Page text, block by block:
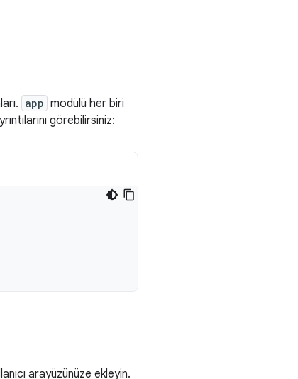
app modülü her biri
görebilirsiniz:
arayüzünüze ekleyin.